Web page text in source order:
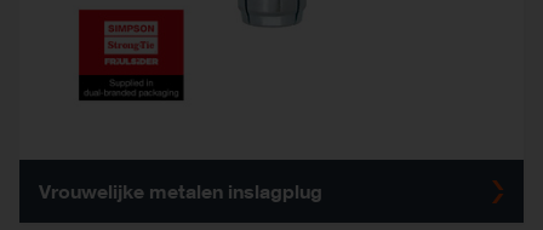
Vrouwelijke metalen inslagplug